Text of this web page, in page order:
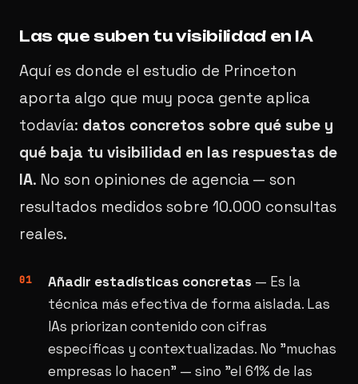
Las que suben tu visibilidad en IA
Aquí es donde el estudio de Princeton
aporta algo que muy poca gente aplica
todavía: datos concretos sobre qué sube y
qué baja tu visibilidad en las respuestas de
IA. No son opiniones de agencia — son
resultados medidos sobre 10.000 consultas
reales.
Añadir estadísticas concretas — Es la
técnica más efectiva de forma aislada. Las
IAs priorizan contenido con cifras
específicas y contextualizadas. No "muchas
empresas lo hacen" — sino "el 61% de las